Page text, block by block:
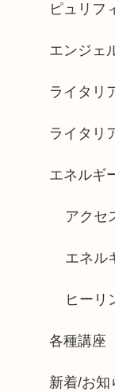
ピュリフ
エンジェ
ライタリ
ライタリ
エネルギ
アクセ
エネル
ヒーリ
各種講座
新着/お知